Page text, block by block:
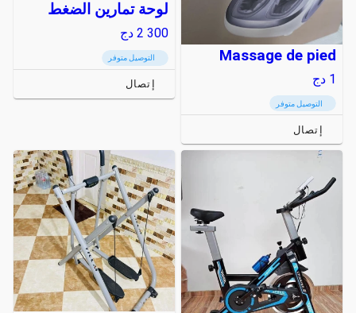
Massage de pied
1 دج
التوصيل متوفر
إتصال
لوحة تمارين الضغط
2 300 دج
التوصيل متوفر
إتصال